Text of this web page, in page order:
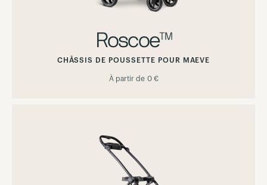
Roscoe™
CHÂSSIS DE POUSSETTE POUR MAEVE
À partir de 0 €